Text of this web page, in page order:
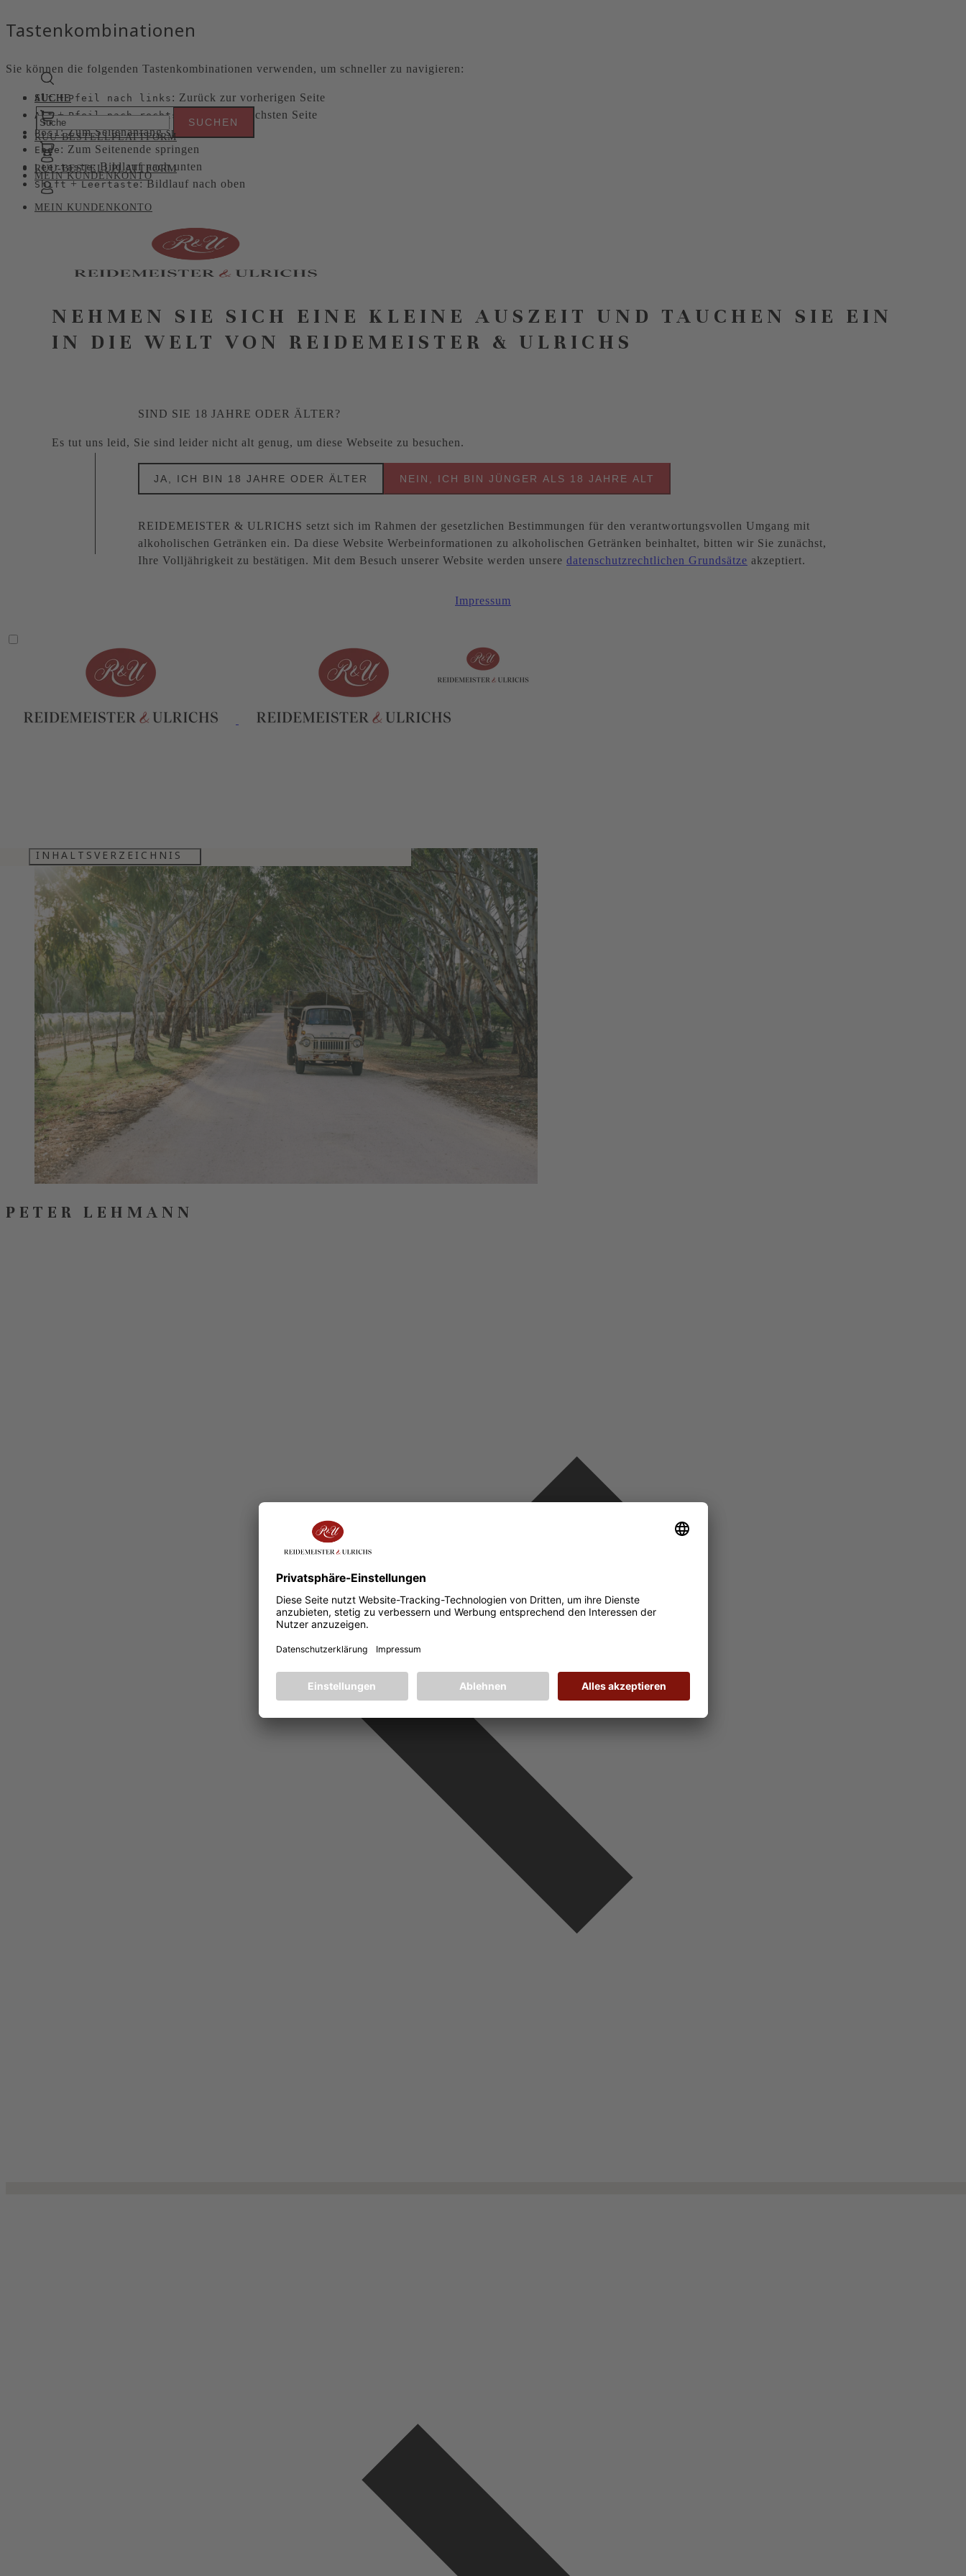
Tastenkombinationen
Sie können die folgenden Tastenkombinationen verwenden, um schneller zu navigieren:
Alt+Pfeil nach links : Zurück zur vorherigen Seite
Alt+Pfeil nach rechts : Weiter zur nächsten Seite
Pos1: Zum Seitenanfang springen
Ende : Zum Seitenende springen
Leertaste: Bildlauf nach unten
Shift+Leertaste: Bildlauf nach oben
NEHMEN SIE SICH EINE KLEINE AUSZEIT UND TAUCHEN SIE EIN
IN DIE WELT VON REIDEMEISTER & ULRICHS
SIND SIE 18 JAHRE ODER ÄLTER?
Es tut uns leid, Sie sind leider nicht alt genug, um diese Webseite zu besuchen.
JA, ICH BIN 18 JAHRE ODER ÄLTER NEIN, ICH BIN JÜNGER ALS 18 JAHRE ALT
REIDEMEISTER & ULRICHS setzt sich im Rahmen der gesetzlichen Bestimmungen für den verantwortungsvollen Umgang mit
alkoholischen Getränken ein. Da diese Website Werbeinformationen zu alkoholischen Getränken beinhaltet, bitten wir Sie zunächst,
Ihre Volljährigkeit zu bestätigen. Mit dem Besuch unserer Website werden unsere datenschutzrechtlichen Grundsätze akzeptiert.
Impressum
SUCHE
RUU-BESTELLPLATTFORM
MEIN KUNDENKONTO
SUCHE
RUU-BESTELLPLATTFORM
MEIN KUNDENKONTO
INHALTSVERZEICHNIS
ZU LEBZEITEN BEREITS EINE LEGENDE
DER WAHRE CHARAKTER DES BAROSSA VALLEY
PETER LEHMANN